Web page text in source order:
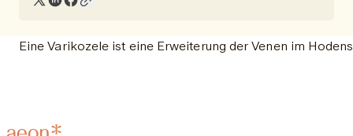
Eine Varikozele ist eine Erweiterung der Venen im